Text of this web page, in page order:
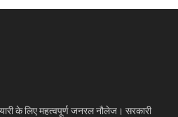
के लिए महत्वपूर्ण जनरल नौलेज। सरकारी